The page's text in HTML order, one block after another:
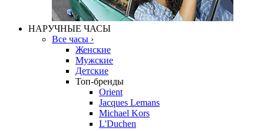
НАРУЧНЫЕ ЧАСЫ
Все часы ›
Женские
Мужские
Детские
Топ-бренды
Orient
Jacques Lemans
Michael Kors
L'Duchen